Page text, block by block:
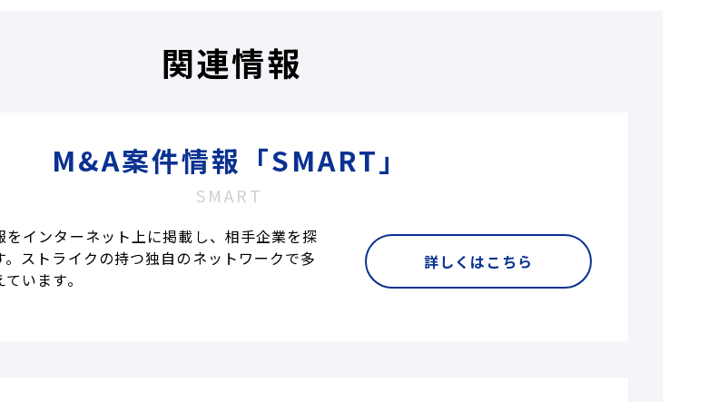
関連情報
M&A案件情報「SMART」
SMART
インターネット上に掲載し、相手企業を探
ストライクの持つ独自のネットワークで多
います。
詳しくはこちら